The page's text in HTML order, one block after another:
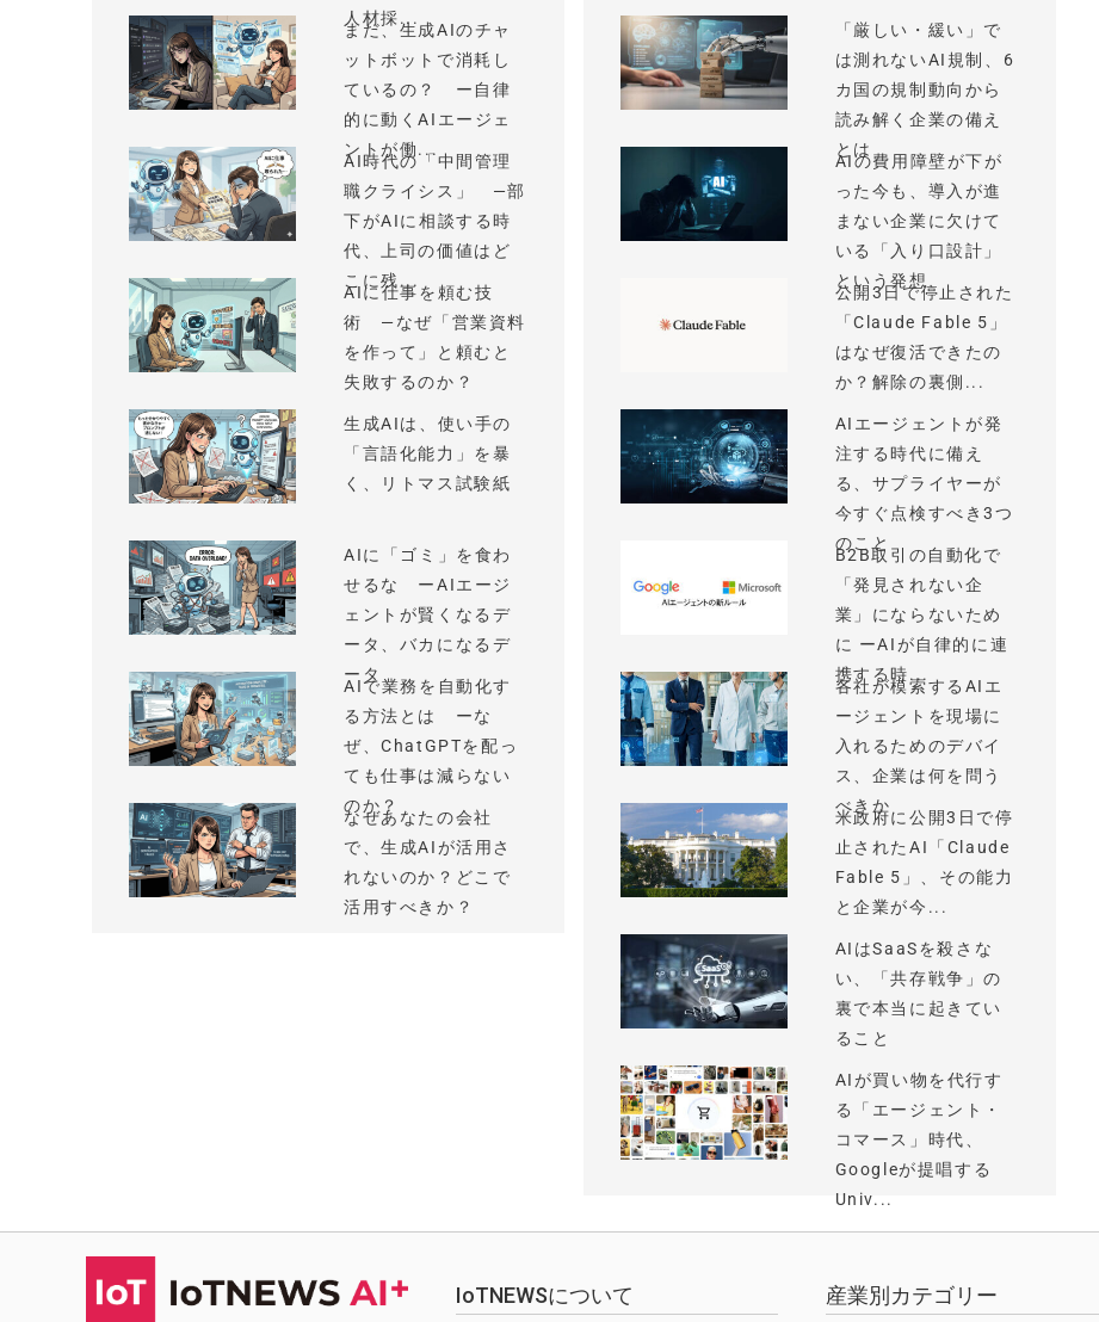
人材採...
まだ、生成AIのチャ
ットボットで消耗し
ているの？ ー自律
的に動くAIエージェ
ントが働...
AI時代の「中間管理
職クライシス」 —部
下がAIに相談する時
代、上司の価値はど
こに残...
AIに仕事を頼む技
術 —なぜ「営業資料
を作って」と頼むと
失敗するのか？
生成AIは、使い手の
「言語化能力」を暴
く、リトマス試験紙
AIに「ゴミ」を食わ
せるな ーAIエージ
ェントが賢くなるデ
ータ、バカになるデ
ータ
AIで業務を自動化す
る方法とは ーな
ぜ、ChatGPTを配っ
ても仕事は減らない
のか？
なぜあなたの会社
で、生成AIが活用さ
れないのか？どこで
活用すべきか？
「厳しい・緩い」で
は測れないAI規制、6
カ国の規制動向から
読み解く企業の備え
とは
AIの費用障壁が下が
った今も、導入が進
まない企業に欠けて
いる「入り口設計」
という発想
公開3日で停止された
「Claude Fable 5」
はなぜ復活できたの
か？解除の裏側...
AIエージェントが発
注する時代に備え
る、サプライヤーが
今すぐ点検すべき3つ
のこと
B2B取引の自動化で
「発見されない企
業」にならないため
に ーAIが自律的に連
携する時...
各社が模索するAIエ
ージェントを現場に
入れるためのデバイ
ス、企業は何を問う
べきか
米政府に公開3日で停
止されたAI「Claude
Fable 5」、その能力
と企業が今...
AIはSaaSを殺さな
い、「共存戦争」の
裏で本当に起きてい
ること
AIが買い物を代行す
る「エージェント・
コマース」時代、
Googleが提唱する
Univ...
IoTNEWSについて 産業別カテゴリー